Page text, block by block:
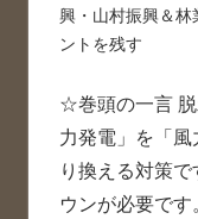
興・山村振興＆林
ントを残す
☆巻頭の一言
力発電」を「
り換える対策
ウンが必要で